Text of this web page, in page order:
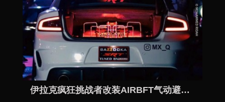
伊拉克疯狂挑战者改装AIRBFT气动避震玩转姿态